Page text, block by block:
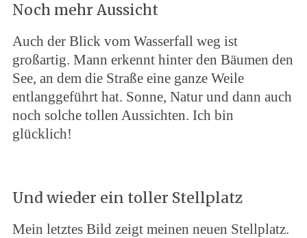
Noch mehr Aussicht
Auch der Blick vom Wasserfall weg ist
großartig. Mann erkennt hinter den Bäumen den
See, an dem die Straße eine ganze Weile
entlanggeführt hat. Sonne, Natur und dann auch
noch solche tollen Aussichten. Ich bin
glücklich!
Und wieder ein toller Stellplatz
Mein letztes Bild zeigt meinen neuen Stellplatz.